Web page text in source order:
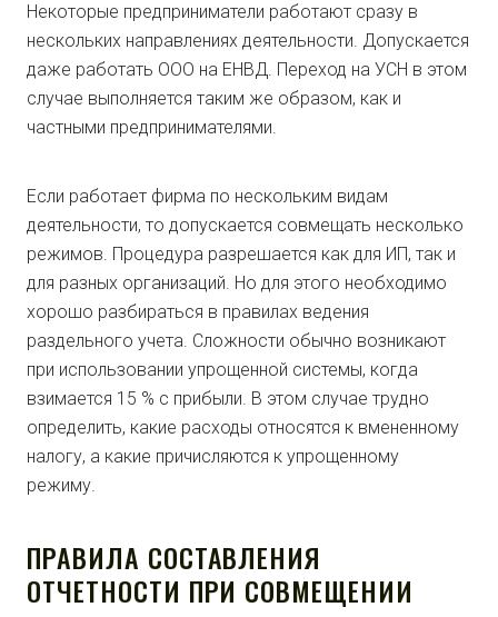
Некоторые предприниматели работают сразу в
нескольких направлениях деятельности. Допускается
даже работать ООО на ЕНВД. Переход на УСН в этом
случае выполняется таким же образом, как и
частными предпринимателями.
Если работает фирма по нескольким видам
деятельности, то допускается совмещать несколько
режимов. Процедура разрешается как для ИП, так и
для разных организаций. Но для этого необходимо
хорошо разбираться в правилах ведения
раздельного учета. Сложности обычно возникают
при использовании упрощенной системы, когда
взимается 15 % с прибыли. В этом случае трудно
определить, какие расходы относятся к вмененному
налогу, а какие причисляются к упрощенному
режиму.
ПРАВИЛА СОСТАВЛЕНИЯ
ОТЧЕТНОСТИ ПРИ СОВМЕЩЕНИИ